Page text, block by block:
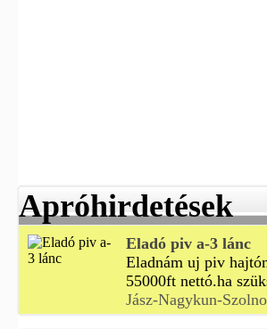
Apróhirdetések
Eladó piv a-3 lánc
Eladnám uj piv
55000ft nettó.ha
Jász-Nagykun-